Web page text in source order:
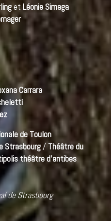
etLéonie Simaga
Carrara
de Toulon
Strasbourg/ Théâtre du
théâtre d’antibes
de Strasbourg